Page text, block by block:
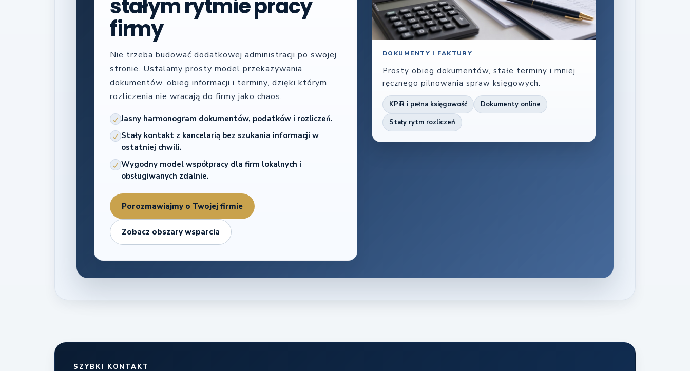
stałym rytmie pracy
firmy
Nie trzeba budować dodatkowej administracji po swojej
stronie. Ustalamy prosty model przekazywania
dokumentów, obieg informacji i terminy, dzięki którym
rozliczenia nie wracają do firmy jako chaos.
Jasny harmonogram dokumentów, podatków i rozliczeń.
Stały kontakt z kancelarią bez szukania informacji w
ostatniej chwili.
Wygodny model współpracy dla firm lokalnych i
obsługiwanych zdalnie.
Porozmawiajmy o Twojej firmie
Zobacz obszary wsparcia
DOKUMENTY I FAKTURY
Prosty obieg dokumentów, stałe terminy i mniej
ręcznego pilnowania spraw księgowych.
KPiR i pełna księgowość
Dokumenty online
Stały rytm rozliczeń
SZYBKI KONTAKT